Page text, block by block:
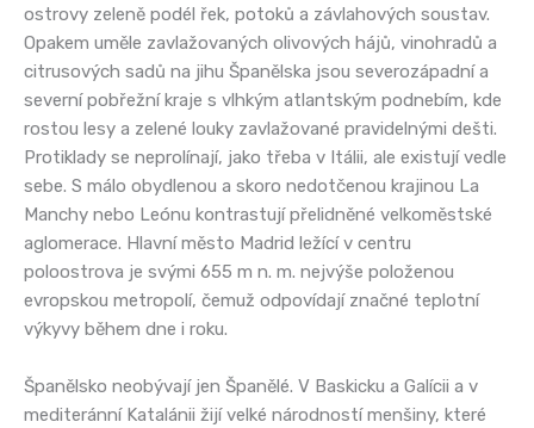
ostrovy zeleně podél řek, potoků a závlahových soustav.
Opakem uměle zavlažovaných olivových hájů, vinohradů a
citrusových sadů na jihu Španělska jsou severozápadní a
severní pobřežní kraje s vlhkým atlantským podnebím, kde
rostou lesy a zelené louky zavlažované pravidelnými dešti.
Protiklady se neprolínají, jako třeba v Itálii, ale existují vedle
sebe. S málo obydlenou a skoro nedotčenou krajinou La
Manchy nebo Leónu kontrastují přelidněné velkoměstské
aglomerace. Hlavní město Madrid ležící v centru
poloostrova je svými 655 m n. m. nejvýše položenou
evropskou metropolí, čemuž odpovídají značné teplotní
výkyvy během dne i roku.
Španělsko neobývají jen Španělé. V Baskicku a Galícii a v
mediteránní Katalánii žijí velké národností menšiny, které